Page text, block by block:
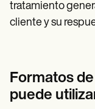
tratamiento
cliente y su
Formatos
puede